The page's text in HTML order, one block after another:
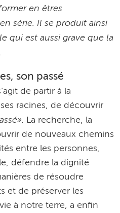
en êtres
série. Il se produit ainsi
qui est aussi grave que la
son passé
de partir à la
racines, de découvrir
La recherche, la
de nouveaux chemins
entre les personnes,
défendre la dignité
de résoudre
et de préserver les
à notre terre, a enfin